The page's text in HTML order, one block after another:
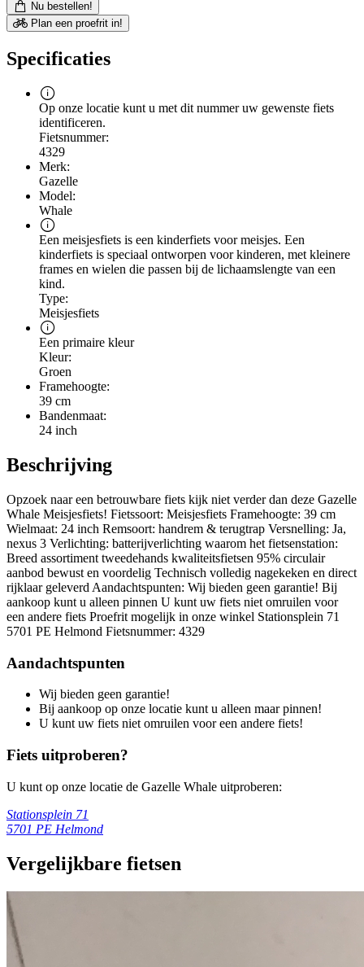
Nu bestellen!
Plan een proefrit in!
Specificaties
Op onze locatie kunt u met dit nummer uw gewenste fiets
identificeren.
Fietsnummer:
4329
Merk:
Gazelle
Model:
Whale
Een meisjesfiets is een kinderfiets voor meisjes. Een
kinderfiets is speciaal ontworpen voor kinderen, met kleinere
frames en wielen die passen bij de lichaamslengte van een
kind.
Type:
Meisjesfiets
Een primaire kleur
Kleur:
Groen
Framehoogte:
39 cm
Bandenmaat:
24 inch
Beschrijving
Opzoek naar een betrouwbare fiets kijk niet verder dan deze Gazelle
Whale Meisjesfiets! Fietssoort: Meisjesfiets Framehoogte: 39 cm
Wielmaat: 24 inch Remsoort: handrem & terugtrap Versnelling: Ja,
nexus 3 Verlichting: batterijverlichting waarom het fietsenstation:
Breed assortiment tweedehands kwaliteitsfietsen 95% circulair
aanbod bewust en voordelig Technisch volledig nagekeken en direct
rijklaar geleverd Aandachtspunten: Wij bieden geen garantie! Bij
aankoop kunt u alleen pinnen U kunt uw fiets niet omruilen voor
een andere fiets Proefrit mogelijk in onze winkel Stationsplein 71
5701 PE Helmond Fietsnummer: 4329
Aandachtspunten
Wij bieden geen garantie!
Bij aankoop op onze locatie kunt u alleen maar pinnen!
U kunt uw fiets niet omruilen voor een andere fiets!
Fiets uitproberen?
U kunt op onze locatie de Gazelle Whale uitproberen:
Stationsplein 71
5701 PE Helmond
Vergelijkbare fietsen